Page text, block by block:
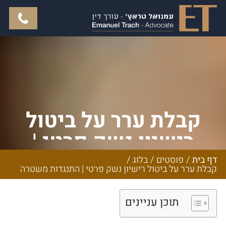
קבלת ערר על ביטול
רישיון נשק פרטי |
התנגדות משטרה דף בית/ פוסטים /בלוג/
קבלת ערר על ביטול רישיון נשק פרטי | התנגדות משטרה
תוכן עניינים